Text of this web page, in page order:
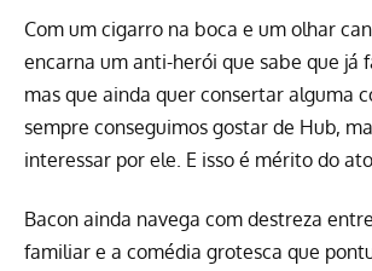
Com um cigarro na boca e um olhar
encarna um anti-herói que sabe que já
mas que ainda quer consertar alguma
sempre conseguimos gostar de Hub,
interessar por ele. E isso é mérito do
Bacon ainda navega com destreza
familiar e a comédia grotesca que